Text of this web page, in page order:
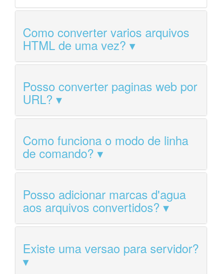
Como converter varios arquivos
HTML de uma vez?
Posso converter paginas web por
URL?
Como funciona o modo de linha
de comando?
Posso adicionar marcas d'agua
aos arquivos convertidos?
Existe uma versao para servidor?